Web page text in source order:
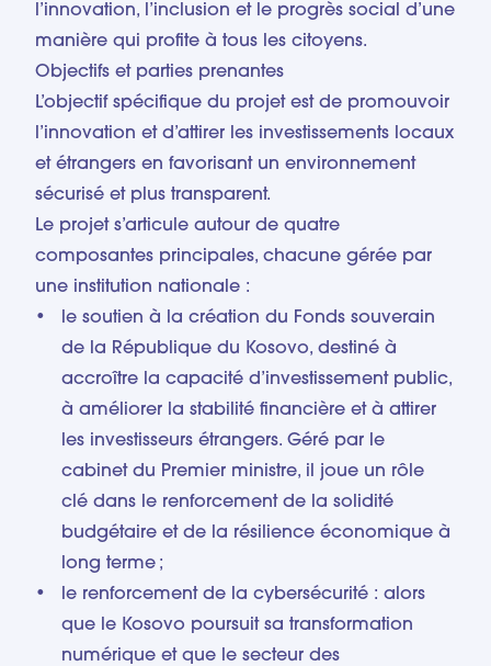
l’innovation, l’inclusion et le progrès social d’une
manière qui profite à tous les citoyens.
Objectifs et parties prenantes
L’objectif spécifique du projet est de promouvoir
l’innovation et d’attirer les investissements locaux
et étrangers en favorisant un environnement
sécurisé et plus transparent.
Le projet s’articule autour de quatre
composantes principales, chacune gérée par
une institution nationale :
le soutien à la création du Fonds souverain
de la République du Kosovo, destiné à
accroître la capacité d’investissement public,
à améliorer la stabilité financière et à attirer
les investisseurs étrangers. Géré par le
cabinet du Premier ministre, il joue un rôle
clé dans le renforcement de la solidité
budgétaire et de la résilience économique à
long terme ;
le renforcement de la cybersécurité : alors
que le Kosovo poursuit sa transformation
numérique et que le secteur des